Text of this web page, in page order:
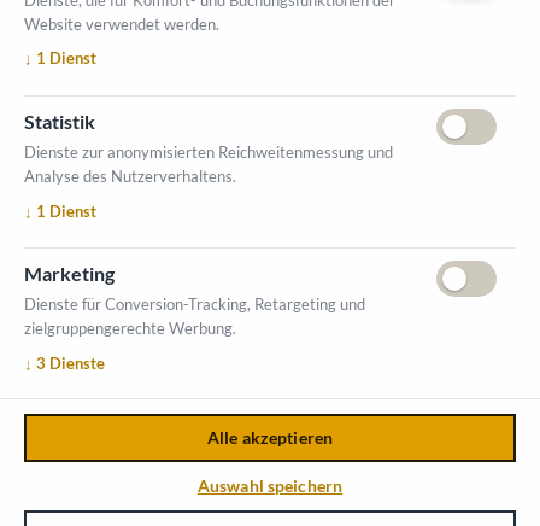
ÖFFNUNGSZEITEN MESSE
1. Oktober 2026, 9-17 Uhr
2. Oktober 2026, 9-16 Uhr
VERANSTALTUNGSORT
Salzburger Messe
Messezentrum 1
5020 Salzburg
Ausstellerverzeichnis
Impressum
Datenschutzerklärung Kontakt
Österreichischer Kommunal-Verlag GmbH
Login
Website verwendet werden.
↓ 1 Dienst
Statistik
Dienste zur anonymisierten Reichweitenmessung und
Analyse des Nutzerverhaltens.
↓ 1 Dienst
Marketing
Dienste für Conversion-Tracking, Retargeting und
zielgruppengerechte Werbung.
↓ 3 Dienste
Auswahl speichern
Alle akzeptieren